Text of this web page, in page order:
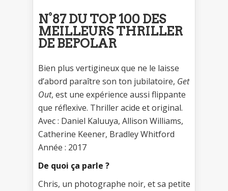
N°87 DU TOP 100 DES
MEILLEURS THRILLER
DE BEPOLAR
Bien plus vertigineux que ne le laisse
d’abord paraître son ton jubilatoire, Get
Out, est une expérience aussi flippante
que réflexive. Thriller acide et original.
Avec : Daniel Kaluuya, Allison Williams,
Catherine Keener, Bradley Whitford
Année : 2017
De quoi ça parle ?
Chris, un photographe noir, et sa petite